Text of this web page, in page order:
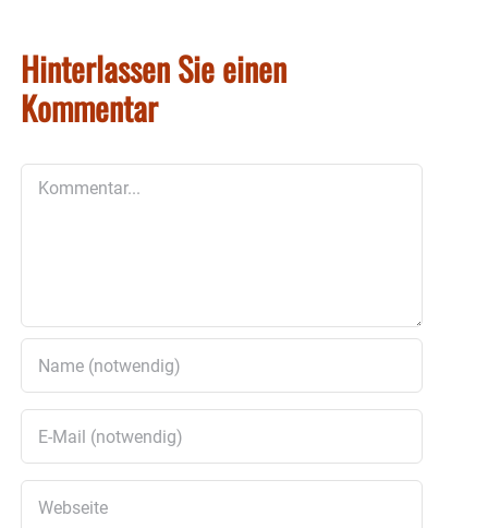
Hinterlassen Sie einen
Kommentar